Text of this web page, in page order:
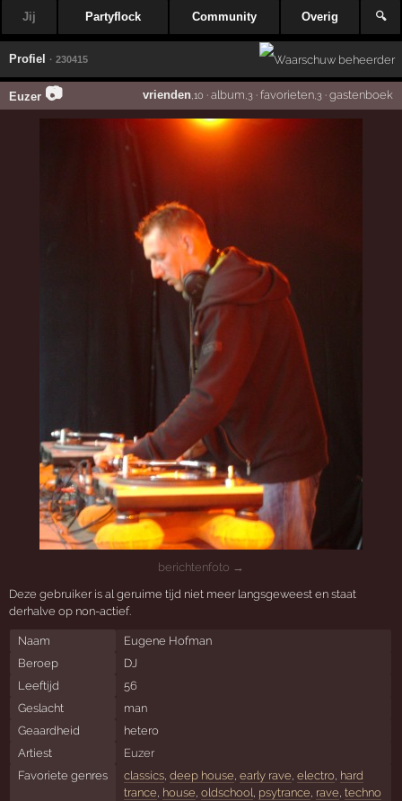
Jij Partyflock Community Overig 🔍
Profiel · 230415
Euzer 📷 vrienden ,10 · album ,3· favorieten,3· gastenboek
berichtenfoto →
Deze gebruiker is al geruime tijd niet meer langsgeweest en staat
derhalve op non-actief.
Naam
Eugene Hofman
Beroep
DJ
Leeftijd
56
Geslacht
man
Geaardheid
hetero
Artiest
Euzer
Favoriete genres
classics, deep house early rave electro, hard
trance house oldschool psytrance rave techno